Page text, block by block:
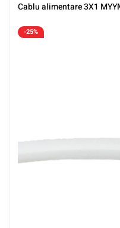
Cablu alimentare 3X1
-25%